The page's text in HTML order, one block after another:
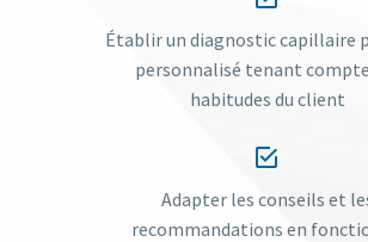
Établir un diagnostic capillaire
personnalisé tenant
habitudes du client


Adapter les conseils et
recommandations en